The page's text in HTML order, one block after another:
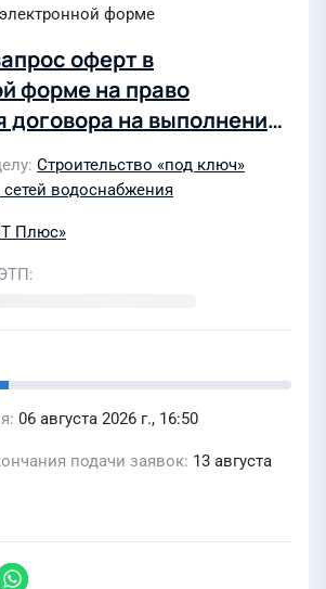
форме
оферт в
форме на право
договора на выполнение
Филиала «Удмуртский»
Строительство «под ключ»
водоснабжения
Плюс»
06 августа 2026 г., 16:50
подачи заявок 13 августа